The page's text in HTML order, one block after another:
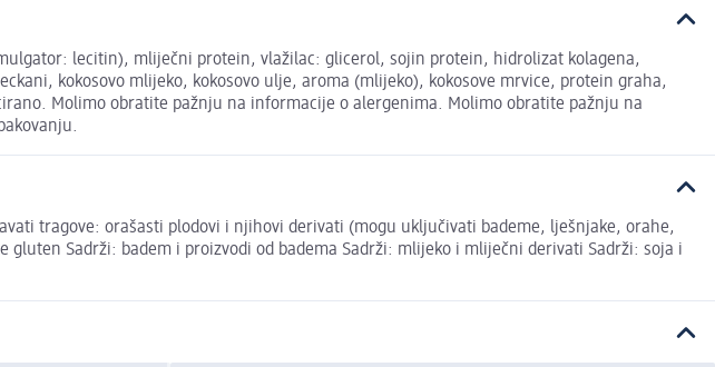
lecitin), mliječni protein, vlažilac: glicerol, sojin protein, hidrolizat kolagena,
kokosovo mlijeko, kokosovo ulje, aroma (mlijeko), kokosove mrvice, protein graha,
Molimo obratite pažnju na informacije o alergenima. Molimo obratite pažnju na
tragove: orašasti plodovi i njihovi derivati (mogu uključivati bademe, lješnjake, orahe,
Sadrži: badem i proizvodi od badema Sadrži: mlijeko i mliječni derivati Sadrži: soja i